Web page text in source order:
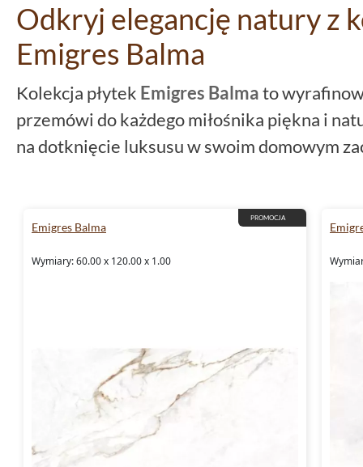
Odkryj elegancję natury z
Emigres Balma
Kolekcja płytek Emigres Balmato
przemówi do każdego miłośnika piękna i
na dotknięcie luksusu w swoim domowym
Nieprzemijająca klasyka:
płytki, dostępne w różnorodnych
indywidualnych i niepowtarzalnych
każdego wnętrza.
Płytki Emigres Balma:
PROMOCJA
Emigres Balma
Wymiary: 60.00 x 120.00 x 1.00